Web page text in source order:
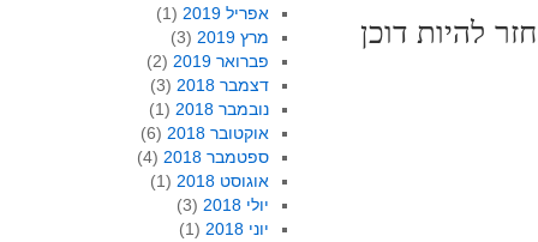
להיות דוכן
אפריל 2019
(1)
מרץ 2019
(3)
פברואר 2019
(2)
דצמבר 2018
(3)
נובמבר 2018
(1)
אוקטובר 2018
(6)
ספטמבר 2018
(4)
אוגוסט 2018
(1)
יולי 2018
(3)
יוני 2018
(1)